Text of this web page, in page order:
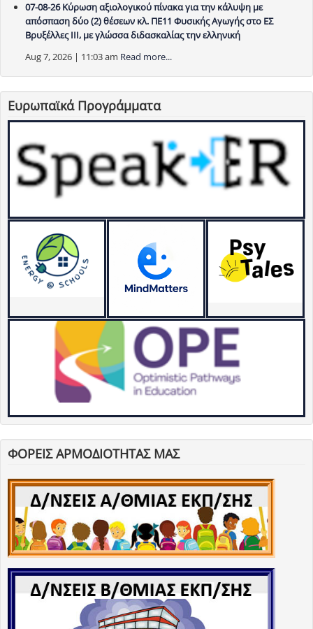
07-08-26 Κύρωση αξιολογικού πίνακα για την κάλυψη με
απόσπαση δύο (2) θέσεων κλ. ΠΕ11 Φυσικής Αγωγής στο ΕΣ
Βρυξέλλες ΙΙΙ, με γλώσσα διδασκαλίας την ελληνική
Aug 7, 2026 | 11:03 am Read more...
Ευρωπαϊκά Προγράμματα
ΦΟΡΕΙΣ ΑΡΜΟΔΙΟΤΗΤΑΣ ΜΑΣ